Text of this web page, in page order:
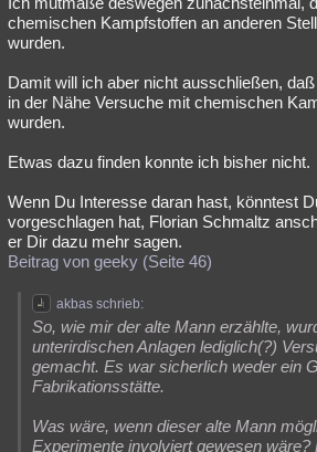
chemischen Kampfstoffen an anderen
wurden.
Damit will ich aber nicht ausschließen,
in der Nähe Versuche mit chemischen
wurden.
Etwas dazu finden konnte ich bisher nicht.
Wenn Du Interesse daran hast, könntest
vorgeschlagen hat, Florian Schmaltz
er Dir dazu mehr sagen.
Beitrag von geeky (Seite 46)
akbas schrieb:
So, wie mir der alte Mann erzählte,
unterirdischen Anlagen lediglich(?)
gemacht. Es war sicherlich weder ein
Fabrikationsstätte.
Was wäre, wenn dieser alte Mann
Experimente involviert gewesen wäre?